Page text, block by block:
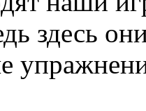
здесь